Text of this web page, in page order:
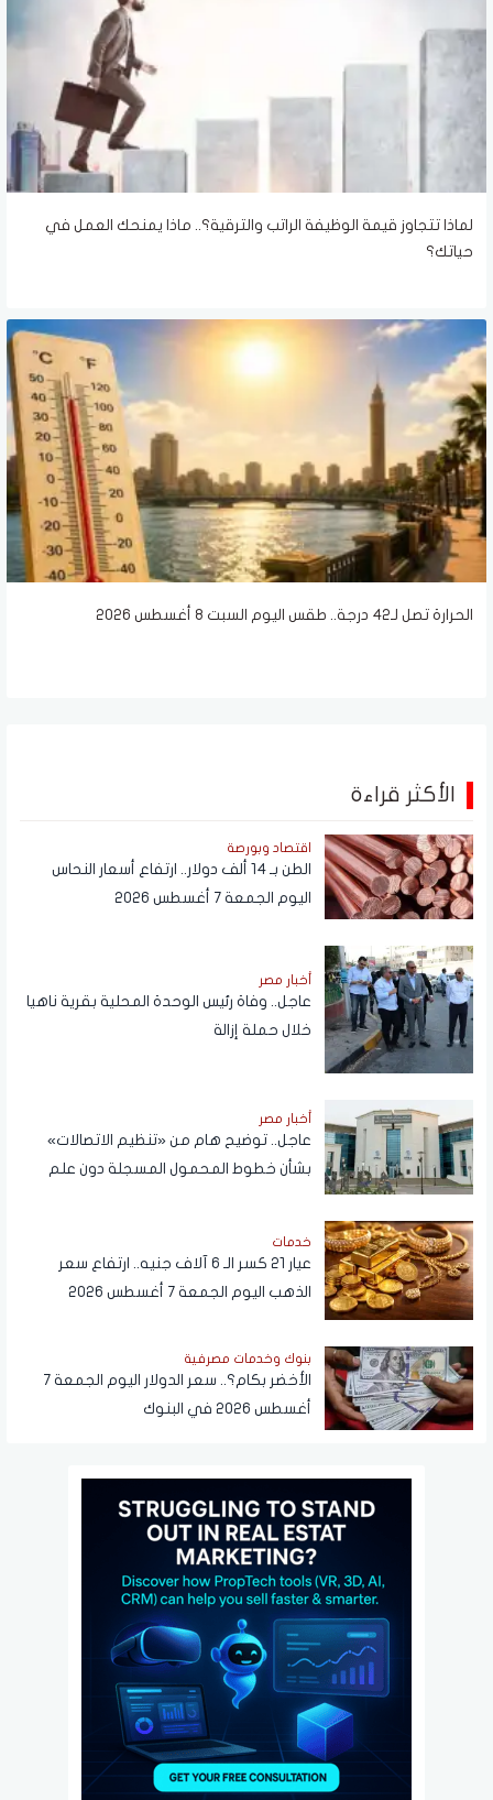
لماذا تتجاوز قيمة الوظيفة الراتب والترقية؟.. ماذا يمنحك العمل في
حياتك؟
الحرارة تصل لـ42 درجة.. طقس اليوم السبت 8 أغسطس 2026
الأكثر قراءة
اقتصاد وبورصة
الطن بـ 14 ألف دولار.. ارتفاع أسعار النحاس
اليوم الجمعة 7 أغسطس 2026
أخبار مصر
عاجل.. وفاة رئيس الوحدة المحلية بقرية ناهيا
خلال حملة إزالة
أخبار مصر
عاجل.. توضيح هام من «تنظيم الاتصالات»
بشأن خطوط المحمول المسجلة دون علم
خدمات
عيار 21 كسر الـ 6 آلاف جنيه.. ارتفاع سعر
الذهب اليوم الجمعة 7 أغسطس 2026
بنوك وخدمات مصرفية
الأخضر بكام؟.. سعر الدولار اليوم الجمعة 7
أغسطس 2026 في البنوك